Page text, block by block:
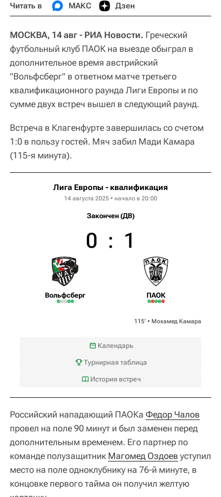
Читать в МАКС Дзен
МОСКВА, 14 авг - РИА Новости. Греческий
футбольный клуб ПАОК на выезде обыграл в
дополнительное время австрийский
"Вольфсберг" в ответном матче третьего
квалификационного раунда Лиги Европы и по
сумме двух встреч вышел в следующий раунд.
Встреча в Клагенфурте завершилась со счетом
1:0 в пользу гостей. Мяч забил Мади Камара
(115-я минута).
Лига Европы - квалификация
14 августа 2025 • начало в 20:00
Закончен (ДВ)
Вольфсберг
0 : 1
ПАОК
115‎’‎ • Мохамед Камара
Календарь
Турнирная таблица
История встреч
Российский нападающий ПАОКа Федор Чалов
провел на поле 90 минут и был заменен перед
дополнительным временем. Его партнер по
команде полузащитник Магомед Оздоев уступил
место на поле одноклубнику на 76-й минуте, в
концовке первого тайма он получил желтую